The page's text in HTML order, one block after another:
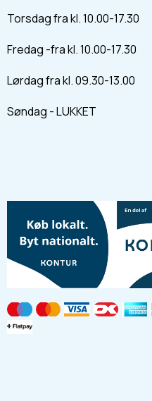
Torsdag fra kl. 10.00-17.30
Fredag -fra kl. 10.00-17.30
Lørdag fra kl. 09.30-13.00
Søndag - LUKKET